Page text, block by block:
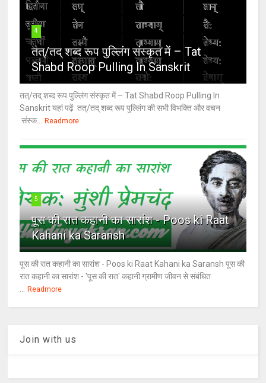
4
तत्/तद् शब्द रूप पुल्लिंग संस्कृत में – Tat
Shabd Roop Pulling In Sanskrit
तत्/तद् शब्द रूप पुल्लिंग संस्कृत में – Tat Shabd Roop Pulling In
Sanskrit यहां पढ़ें तत्/तद् शब्द रूप पुल्लिंग की सभी विभक्ति और वचन
संस्क... Readmore
5
पूस की रात कहानी का सारांश - Poos ki Raat
Kahani ka Saransh
पूस की रात कहानी का सारांश - Poos ki Raat Kahani ka Saransh पूस की
रात कहानी का सारांश - 'पूस की रात' कहानी ग्रामीण जीवन से संबंधित
... Readmore
Join with us